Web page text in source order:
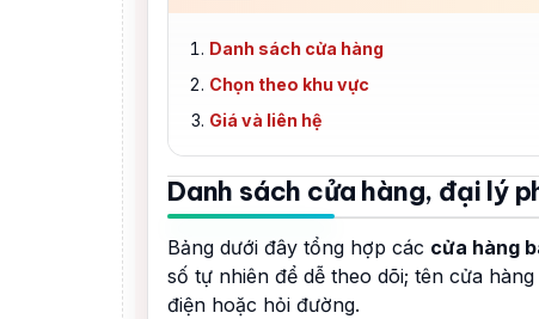
Danh sách cửa hàng
Chọn theo khu vực
Giá và liên hệ
Danh sách cửa hàng, đại lý
Bảng dưới đây tổng hợp các cửa hàng
số tự nhiên để dễ theo dõi; tên cửa
điện hoặc hỏi đường.